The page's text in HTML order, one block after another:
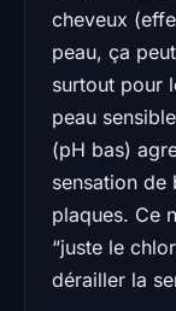
cheveux
peau, ça
surtout pour
peau
(pH bas)
sensation
plaques. Ce
“juste le
dérailler la